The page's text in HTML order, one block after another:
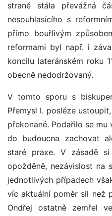
straně stála převážná
nesouhlasícího s
přímo bouřlivým
reformami byl např. i
koncilu lateránském roku
obecně nedodržovaný.
V tomto sporu s
Přemysl I. posléze
překonané. Podařilo se
do budoucna zachovat
staré praxe. V zásadě
opožděně, nezávislost na
jednotlivých případech
víc aktuální poměr sil než
Ondřej ostatně zemřel